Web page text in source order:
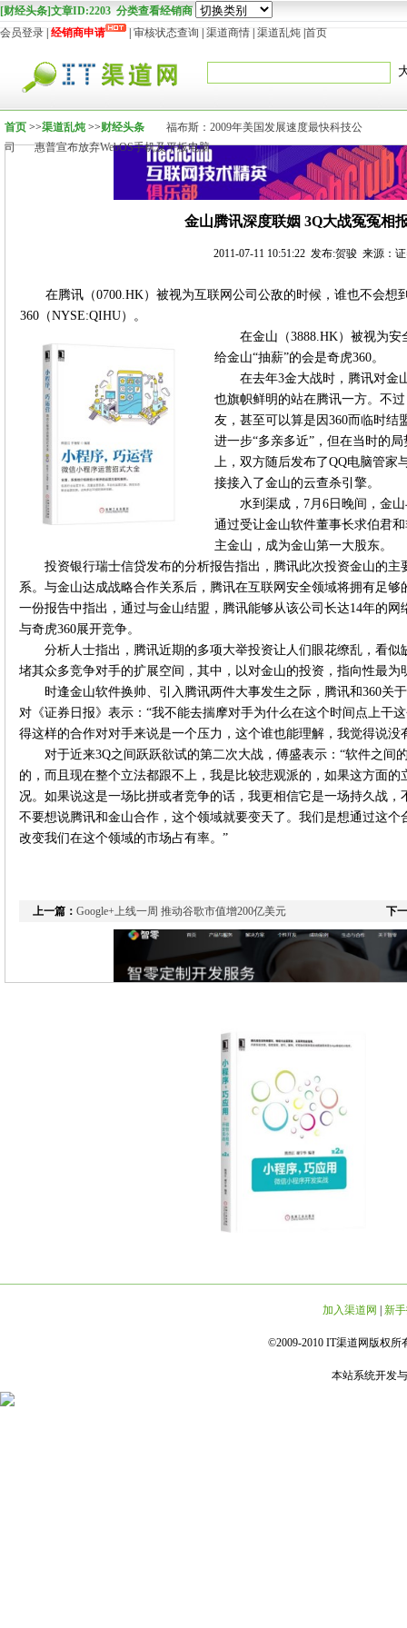
[财经头条]文章ID:2203 分类查看经销商
会员登录 经销商申请 审核状态查询 渠道商情 渠道乱炖 首页
首页 >>渠道乱炖>>财经头条
福布斯：2009年美国发展速度最快科技公
司
惠普宣布放弃WebOS手机及平板电脑
金山腾讯深度联姻 3Q大战冤冤相
2011-07-11 10:51:22 发布:贺骏 来源：
在腾讯（0700.HK）被视为互联网公司公敌的时候，谁也不会想
360（NYSE:QIHU）。
在金山（3888.HK）被视为
给金山“抽薪”的会是奇虎360。
在去年3金大战时，腾讯对金
也旗帜鲜明的站在腾讯一方。不
友，甚至可以算是因360而临时结
进一步“多亲多近”，但在当时的
上，双方随后发布了QQ电脑管
接接入了金山的云查杀引擎。
水到渠成，7月6日晚间，金
通过受让金山软件董事长求伯君
主金山，成为金山第一大股东。
投资银行瑞士信贷发布的分析报告指出，腾讯此次投资金山的主
系。与金山达成战略合作关系后，腾讯在互联网安全领域将拥有足
一份报告中指出，通过与金山结盟，腾讯能够从该公司长达14年的
与奇虎360展开竞争。
分析人士指出，腾讯近期的多项大举投资让人们眼花缭乱，看
堵其众多竞争对手的扩展空间，其中，以对金山的投资，指向性最
时逢金山软件换帅、引入腾讯两件大事发生之际，腾讯和360关
对《证券日报》表示：“我不能去揣摩对手为什么在这个时间点上干
得这样的合作对对手来说是一个压力，这个谁也能理解，我觉得说没
对于近来3Q之间跃跃欲试的第二次大战，傅盛表示：“软件之间
的，而且现在整个立法都跟不上，我是比较悲观派的，如果这方面
况。如果说这是一场比拼或者竞争的话，我更相信它是一场持久战
不要想说腾讯和金山合作，这个领域就要变天了。我们是想通过这
改变我们在这个领域的市场占有率。”
上一篇： Google+上线一周 推动谷歌市值增200亿美元 下
加入渠道网 新
©2009-2010 IT渠道网版权所
本站系统开发